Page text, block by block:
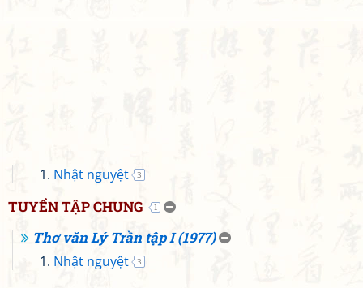
Nhật nguyệt 3
TUYỂN TẬP CHUNG 1
Thơ văn Lý Trần tập I (1977)
Nhật nguyệt 3